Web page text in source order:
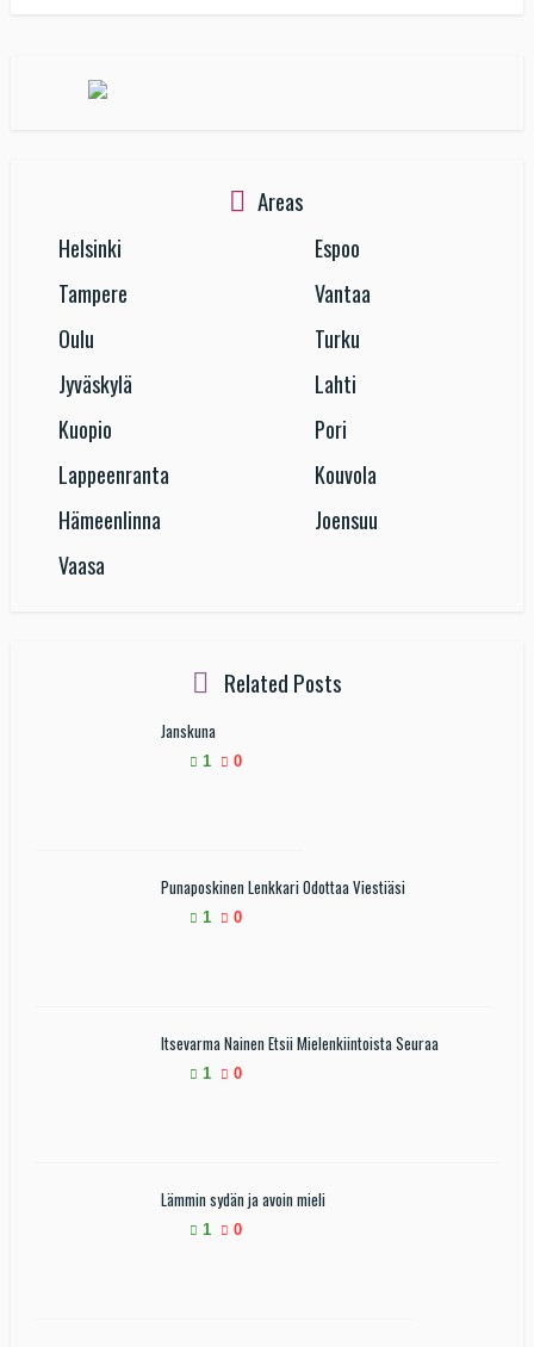
Areas
Helsinki
Espoo
Tampere
Vantaa
Oulu
Turku
Jyväskylä
Lahti
Kuopio
Pori
Lappeenranta
Kouvola
Hämeenlinna
Joensuu
Vaasa
Related Posts
Janskuna
1 0
Punaposkinen Lenkkari Odottaa Viestiäsi
1 0
Itsevarma Nainen Etsii Mielenkiintoista Seuraa
1 0
Lämmin sydän ja avoin mieli
1 0